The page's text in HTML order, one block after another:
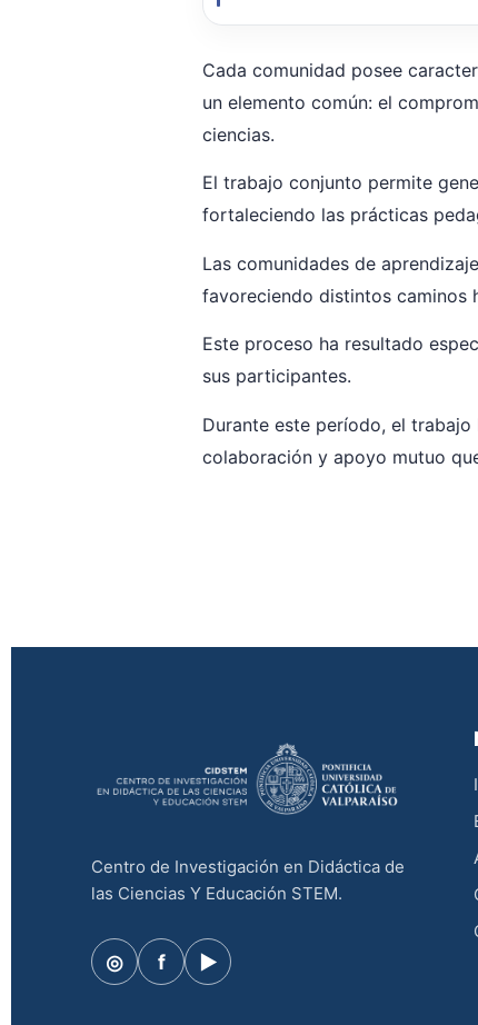
Cada comunidad posee
un elemento común: el
ciencias.
El trabajo conjunto permite
fortaleciendo las prácticas
Las comunidades de
favoreciendo distintos caminos
Este proceso ha resultado
sus participantes.
Durante este período, el
colaboración y apoyo mutuo
Centro de Investigación en Didáctica de
las Ciencias Y Educación STEM.
◎ f ▶